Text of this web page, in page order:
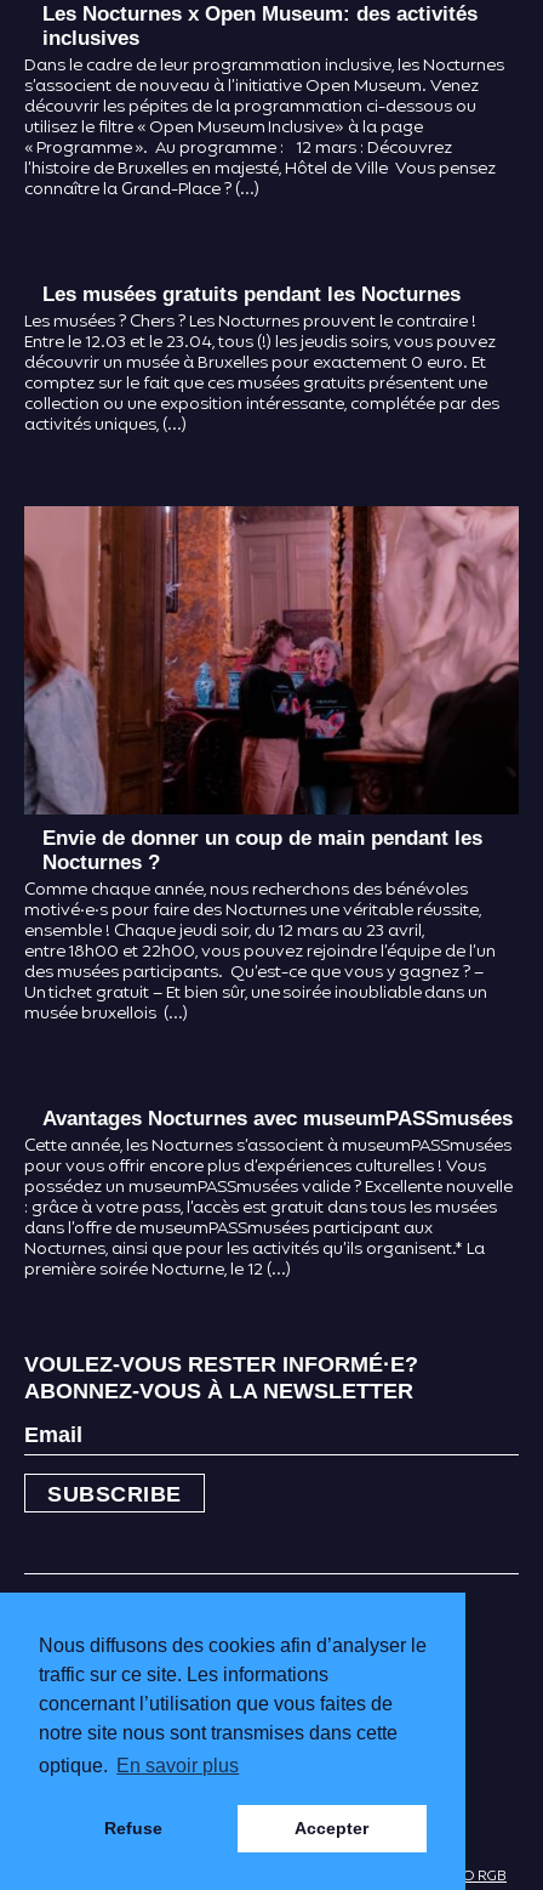
Nous diffusons des cookies afin d’analyser le
traffic sur ce site. Les informations
concernant l’utilisation que vous faites de
notre site nous sont transmises dans cette
optique. En savoir plus
Refuse Accepter
Les Nocturnes x Open Museum: des activités
inclusives
Dans le cadre de leur programmation inclusive, les Nocturnes
s’associent de nouveau à l’initiative Open Museum. Venez
découvrir les pépites de la programmation ci-dessous ou
utilisez le filtre « Open Museum Inclusive» à la page
« Programme ». Au programme : 12 mars : Découvrez
l’histoire de Bruxelles en majesté, Hôtel de Ville Vous pensez
connaître la Grand-Place ? (…)
Les musées gratuits pendant les Nocturnes
Les musées ? Chers ? Les Nocturnes prouvent le contraire !
Entre le 12.03 et le 23.04, tous (!) les jeudis soirs, vous pouvez
découvrir un musée à Bruxelles pour exactement 0 euro. Et
comptez sur le fait que ces musées gratuits présentent une
collection ou une exposition intéressante, complétée par des
activités uniques, (…)
Envie de donner un coup de main pendant les
Nocturnes ?
Comme chaque année, nous recherchons des bénévoles
motivé·e·s pour faire des Nocturnes une véritable réussite,
ensemble ! Chaque jeudi soir, du 12 mars au 23 avril,
entre 18h00 et 22h00, vous pouvez rejoindre l’équipe de l’un
des musées participants. Qu’est-ce que vous y gagnez ? –
Un ticket gratuit – Et bien sûr, une soirée inoubliable dans un
musée bruxellois (…)
Avantages Nocturnes avec museumPASSmusées
Cette année, les Nocturnes s’associent à museumPASSmusées
pour vous offrir encore plus d’expériences culturelles ! Vous
possédez un museumPASSmusées valide ? Excellente nouvelle
: grâce à votre pass, l’accès est gratuit dans tous les musées
dans l’offre de museumPASSmusées participant aux
Nocturnes, ainsi que pour les activités qu’ils organisent.* La
première soirée Nocturne, le 12 (…)
VOULEZ-VOUS RESTER INFORMÉ·E?
ABONNEZ-VOUS À LA NEWSLETTER
BRUSSELS MUSEUMS
BÉNÉVOLES
MUSÉES PARTICIPANTS
POLITIQUE DE CONFIDENTIALITÉ ET
STUDIO RGB